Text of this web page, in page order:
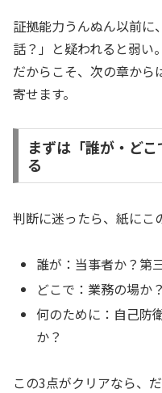
証拠能力うんぬん以前に
話？」と疑われると弱い。
だからこそ、次の章から
寄せます。
まずは「誰が・ど
る
判断に迷ったら、紙にこ
誰が：当事者か？第
どこで：業務の場か
何のために：自己防
か？
この3点がクリアなら、